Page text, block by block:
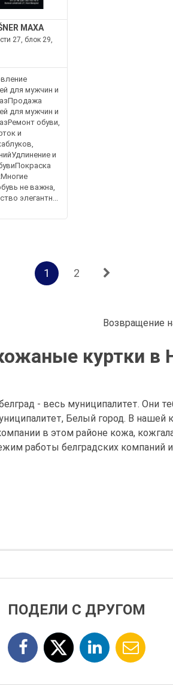
MAXA
27, блок 29,
для мужчин и
для мужчин и
обуви,
и
и
не важна,
элегантн...
1 2
Возвращение
куртки в
- весь муниципалитет. Они
Белый город. В нашей
в этом районе кожа,
работы белградских компаний
ПОДЕЛИ С ДРУГОМ